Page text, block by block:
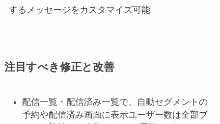
するメッセージをカスタマイズ可能
注目すべき修正と改善
配信一覧・配信済み一覧で、自動セグメントの
予約や配信済み画面に表示ユーザー数は全部ブ